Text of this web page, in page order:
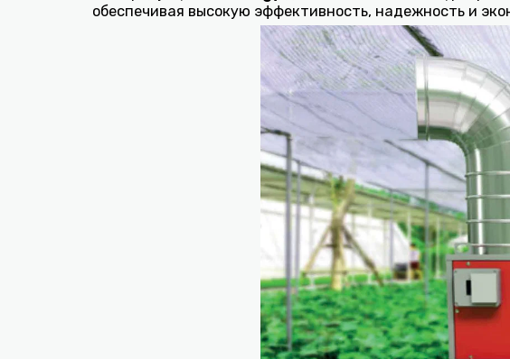
обеспечивая высокую эффективность, надежность и